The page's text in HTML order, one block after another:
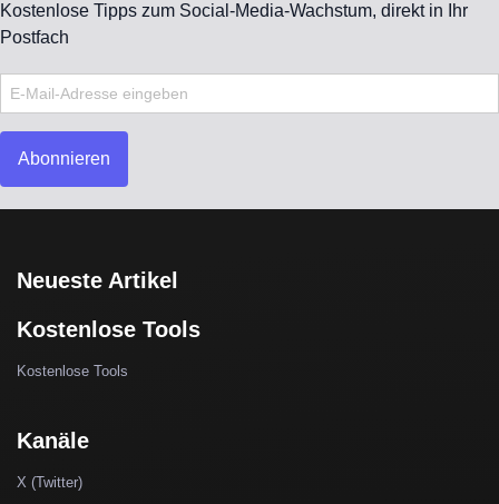
Kostenlose Tipps zum Social-Media-Wachstum, direkt in Ihr
Postfach
Abonnieren
Neueste Artikel
Kostenlose Tools
Kostenlose Tools
Kanäle
X (Twitter)